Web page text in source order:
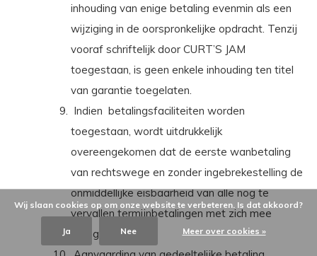
inhouding van enige betaling evenmin als een
wijziging in de oorspronkelijke opdracht. Tenzij
vooraf schriftelijk door CURT’S JAM
toegestaan, is geen enkele inhouding ten titel
van garantie toegelaten.
Indien betalingsfaciliteiten worden
toegestaan, wordt uitdrukkelijk
overeengekomen dat de eerste wanbetaling
van rechtswege en zonder ingebrekestelling de
onmiddellijke eisbaarheid van alle nog te
vervallen termijnbetalingen met zich mee
brengt.
Wij slaan cookies op om onze website te verbeteren. Is dat akkoord?
Ja Nee Meer over cookies »